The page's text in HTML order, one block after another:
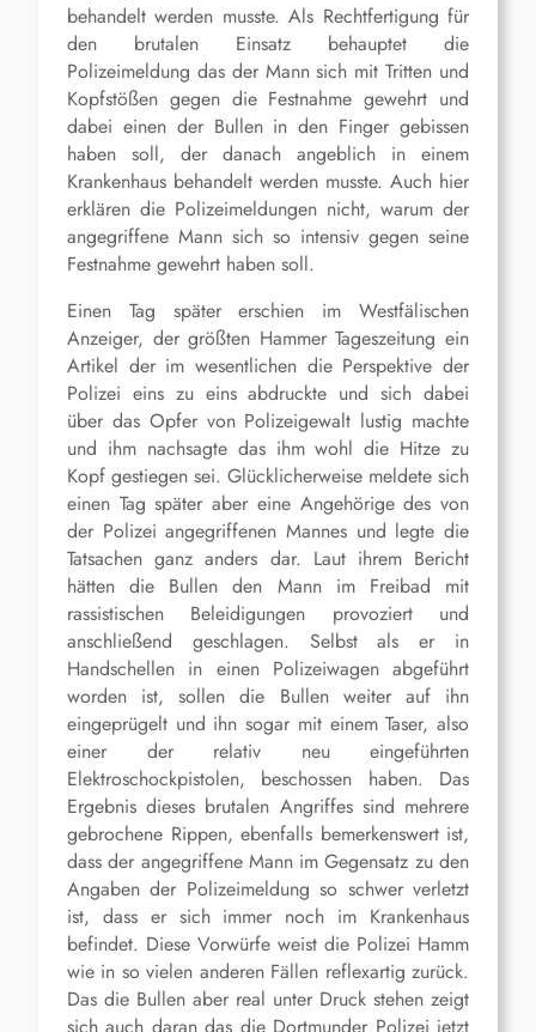
behandelt werden musste. Als Rechtfertigung für
den brutalen Einsatz behauptet die
Polizeimeldung das der Mann sich mit Tritten und
Kopfstößen gegen die Festnahme gewehrt und
dabei einen der Bullen in den Finger gebissen
haben soll, der danach angeblich in einem
Krankenhaus behandelt werden musste. Auch hier
erklären die Polizeimeldungen nicht, warum der
angegriffene Mann sich so intensiv gegen seine
Festnahme gewehrt haben soll.
Einen Tag später erschien im Westfälischen
Anzeiger, der größten Hammer Tageszeitung ein
Artikel der im wesentlichen die Perspektive der
Polizei eins zu eins abdruckte und sich dabei
über das Opfer von Polizeigewalt lustig machte
und ihm nachsagte das ihm wohl die Hitze zu
Kopf gestiegen sei. Glücklicherweise meldete sich
einen Tag später aber eine Angehörige des von
der Polizei angegriffenen Mannes und legte die
Tatsachen ganz anders dar. Laut ihrem Bericht
hätten die Bullen den Mann im Freibad mit
rassistischen Beleidigungen provoziert und
anschließend geschlagen. Selbst als er in
Handschellen in einen Polizeiwagen abgeführt
worden ist, sollen die Bullen weiter auf ihn
eingeprügelt und ihn sogar mit einem Taser, also
einer der relativ neu eingeführten
Elektroschockpistolen, beschossen haben. Das
Ergebnis dieses brutalen Angriffes sind mehrere
gebrochene Rippen, ebenfalls bemerkenswert ist,
dass der angegriffene Mann im Gegensatz zu den
Angaben der Polizeimeldung so schwer verletzt
ist, dass er sich immer noch im Krankenhaus
befindet. Diese Vorwürfe weist die Polizei Hamm
wie in so vielen anderen Fällen reflexartig zurück.
Das die Bullen aber real unter Druck stehen zeigt